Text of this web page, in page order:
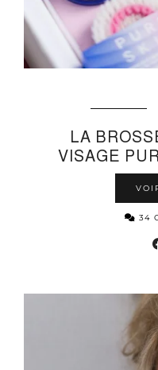
LA
VISAGE
34